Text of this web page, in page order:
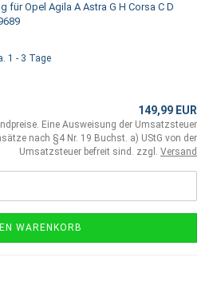
für Opel Agila A Astra G H Corsa C D
1 - 3 Tage
149,99 EUR
Eine Ausweisung der Umsatzsteuer
nach §4 Nr. 19 Buchst. a) UStG von der
Umsatzsteuer befreit sind. zzgl. Versand
WARENKORB